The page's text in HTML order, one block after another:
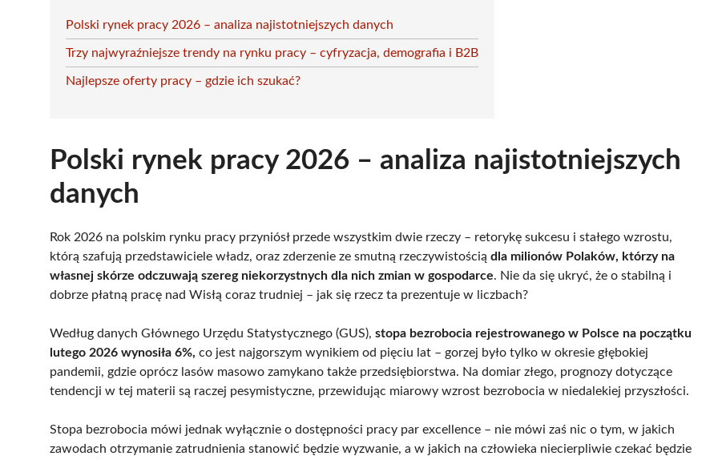
Polski rynek pracy 2026 – analiza najistotniejszych danych
Trzy najwyraźniejsze trendy na rynku pracy – cyfryzacja, demografia i B2B
Najlepsze oferty pracy – gdzie ich szukać?
Polski rynek pracy 2026 – analiza najistotniejszych
danych
Rok 2026 na polskim rynku pracy przyniósł przede wszystkim dwie rzeczy – retorykę sukcesu i stałego wzrostu,
którą szafują przedstawiciele władz, oraz zderzenie ze smutną rzeczywistością dla milionów Polaków, którzy na
własnej skórze odczuwają szereg niekorzystnych dla nich zmian w gospodarce. Nie da się ukryć, że o stabilną i
dobrze płatną pracę nad Wisłą coraz trudniej – jak się rzecz ta prezentuje w liczbach?
Według danych Głównego Urzędu Statystycznego (GUS), stopa bezrobocia rejestrowanego w Polsce na początku
lutego 2026 wynosiła 6%, co jest najgorszym wynikiem od pięciu lat – gorzej było tylko w okresie głębokiej
pandemii, gdzie oprócz lasów masowo zamykano także przedsiębiorstwa. Na domiar złego, prognozy dotyczące
tendencji w tej materii są raczej pesymistyczne, przewidując miarowy wzrost bezrobocia w niedalekiej przyszłości.
Stopa bezrobocia mówi jednak wyłącznie o dostępności pracy par excellence – nie mówi zaś nic o tym, w jakich
zawodach otrzymanie zatrudnienia stanowić będzie wyzwanie, a w jakich na człowieka niecierpliwie czekać będzie